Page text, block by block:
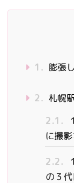
1. 膨張
2. 札幌
2.1.
に撮
2.2.
の３